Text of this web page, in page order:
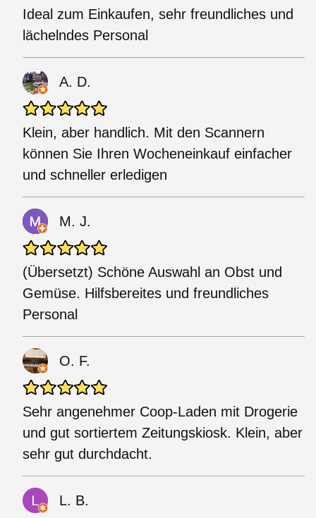
Ideal zum Einkaufen, sehr freundliches und
lächelndes Personal
A. D.
Klein, aber handlich. Mit den Scannern
können Sie Ihren Wocheneinkauf einfacher
und schneller erledigen
M. J.
(Übersetzt) Schöne Auswahl an Obst und
Gemüse. Hilfsbereites und freundliches
Personal
O. F.
Sehr angenehmer Coop-Laden mit Drogerie
und gut sortiertem Zeitungskiosk. Klein, aber
sehr gut durchdacht.
L. B.